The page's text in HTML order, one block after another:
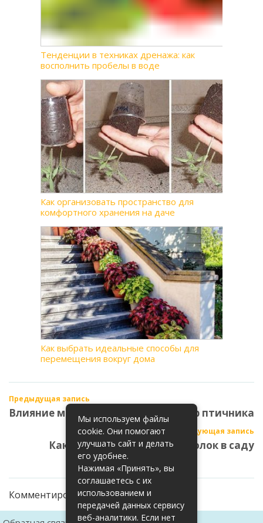
Тенденции в техниках дренажа: как
восполнить пробелы в воде
Как организовать пространство для
комфортного хранения на даче
Как выбрать идеальные способы для
перемещения вокруг дома
Предыдущая запись
Влияние местоположения на выбор птичника
Следующая запись
Как обустроить детский уголок в саду
Комментирование закрыто
Мы используем файлы
cookie. Они помогают
улучшать сайт и делать
его удобнее.
Нажимая «Принять», вы
соглашаетесь с их
использованием и
передачей данных сервису
веб-аналитики. Если нет